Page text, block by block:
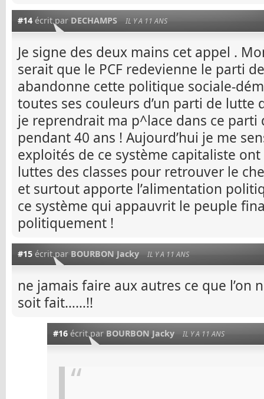
#14 écrit par DECHAMPS IL Y A 11 ANS
Je signe des deux mains cet appel .
serait que le PCF redevienne le parti
abandonne cette politique sociale-
toutes ses couleurs d’un parti de lutte
je reprendrait ma p^lace dans ce
pendant 40 ans ! Aujourd’hui je me
exploités de ce système capitaliste
luttes des classes pour retrouver le
et surtout apporte l’alimentation
ce système qui appauvrit le peuple
politiquement !
#15 écrit par BOURBON Jacky IL Y A 11 ANS
ne jamais faire aux autres ce que l’on
soit fait……!!
#16 écrit par BOURBON Jacky IL Y A 11 ANS